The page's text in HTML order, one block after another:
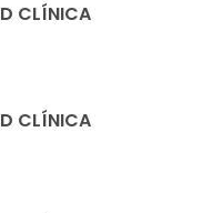
CLÍNICA
CLÍNICA